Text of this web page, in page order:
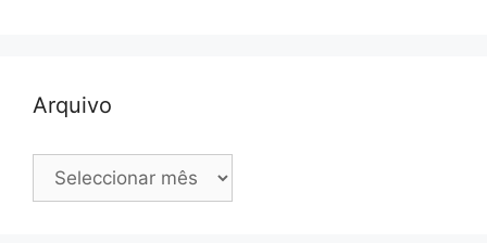
Arquivo
Arquivo